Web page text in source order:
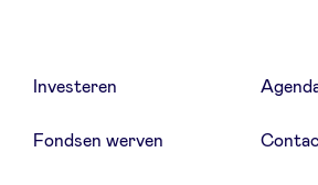
VS
strategische oplossingen op
Investeren
Fondsen werven